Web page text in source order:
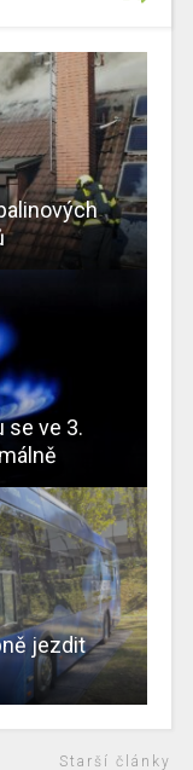
se ve 3.
jezdit
Starší články